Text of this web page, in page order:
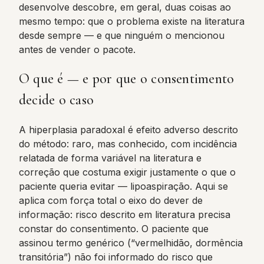
desenvolve descobre, em geral, duas coisas ao
mesmo tempo: que o problema existe na literatura
desde sempre — e que ninguém o mencionou
antes de vender o pacote.
O que é — e por que o consentimento
decide o caso
A hiperplasia paradoxal é efeito adverso descrito
do método: raro, mas conhecido, com incidência
relatada de forma variável na literatura e
correção que costuma exigir justamente o que o
paciente queria evitar — lipoaspiração. Aqui se
aplica com força total o eixo do dever de
informação: risco descrito em literatura precisa
constar do consentimento. O paciente que
assinou termo genérico (“vermelhidão, dormência
transitória”) não foi informado do risco que